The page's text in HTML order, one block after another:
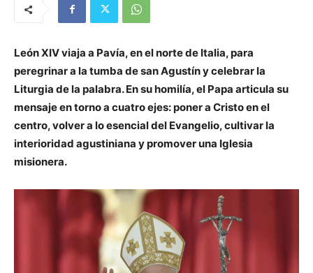
León XIV viaja a Pavía, en el norte de Italia, para
peregrinar a la tumba de san Agustín y celebrar la
Liturgia de la palabra. En su homilía, el Papa articula su
mensaje en torno a cuatro ejes: poner a Cristo en el
centro, volver a lo esencial del Evangelio, cultivar la
interioridad agustiniana y promover una Iglesia
misionera.